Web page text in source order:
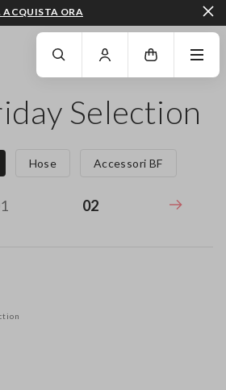
SCENDI AL FONDO DELLA PAGINA
ACQUISTA ORA
Selection
Hose Accessori BF
02